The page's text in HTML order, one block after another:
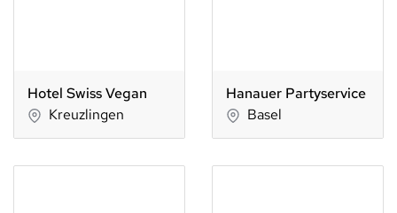
Hotel Swiss Vegan
Kreuzlingen
Hanauer Partyservice
Basel